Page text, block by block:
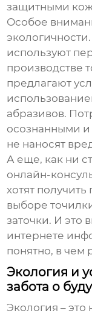
защитными
Особое
используют
производстве
предлагают
абразивов.
осознанными
не наносят
А еще, как ни
онлайн-
хотят
выборе
заточки. И это
интернете
понятно, в чем
Экология и
забота о
Экология –